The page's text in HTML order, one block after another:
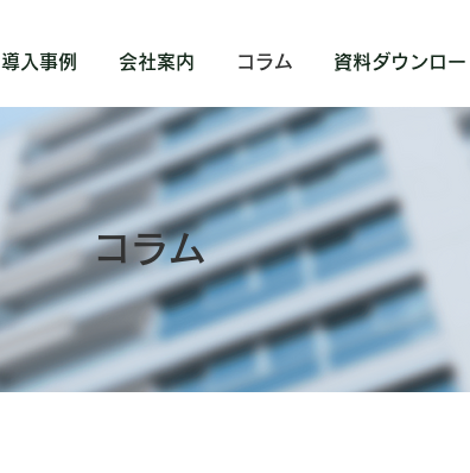
導入事例 会社案内 コラム 資料ダウンロー
​コラム